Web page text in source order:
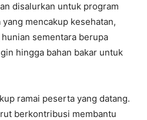
disalurkan untuk program
mencakup kesehatan,
sementara berupa
hingga bahan bakar untuk
ramai peserta yang datang.
berkontribusi membantu